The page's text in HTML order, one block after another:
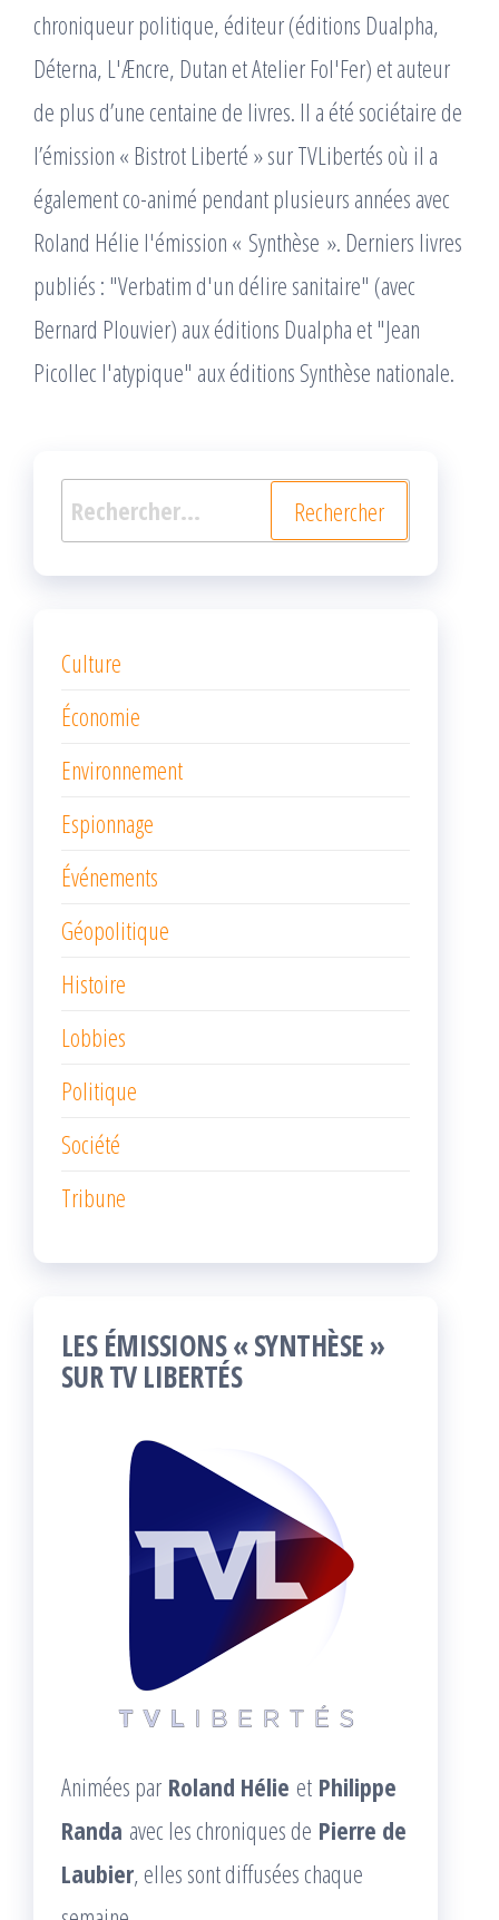
chroniqueur politique, éditeur (éditions Dualpha,
Déterna, L'Æncre, Dutan et Atelier Fol'Fer) et auteur
de plus d’une centaine de livres. Il a été sociétaire de
l’émission « Bistrot Liberté » sur TVLibertés où il a
également co-animé pendant plusieurs années avec
Roland Hélie l'émission « Synthèse ». Derniers livres
publiés : "Verbatim d'un délire sanitaire" (avec
Bernard Plouvier) aux éditions Dualpha et "Jean
Picollec l'atypique" aux éditions Synthèse nationale.
Rechercher :
Culture
Économie
Environnement
Espionnage
Événements
Géopolitique
Histoire
Lobbies
Politique
Société
Tribune
LES ÉMISSIONS « SYNTHÈSE »
SUR TV LIBERTÉS
Animées par Roland Hélie et Philippe
Randa avec les chroniques de Pierre de
Laubier, elles sont diffusées chaque